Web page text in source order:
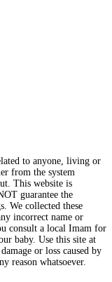
to anyone, living or
from the system
This website is
guarantee the
We collected these
incorrect name or
consult a local Imam for
baby. Use this site at
or loss caused by
reason whatsoever.